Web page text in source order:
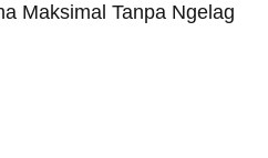
Maksimal Tanpa Ngelag